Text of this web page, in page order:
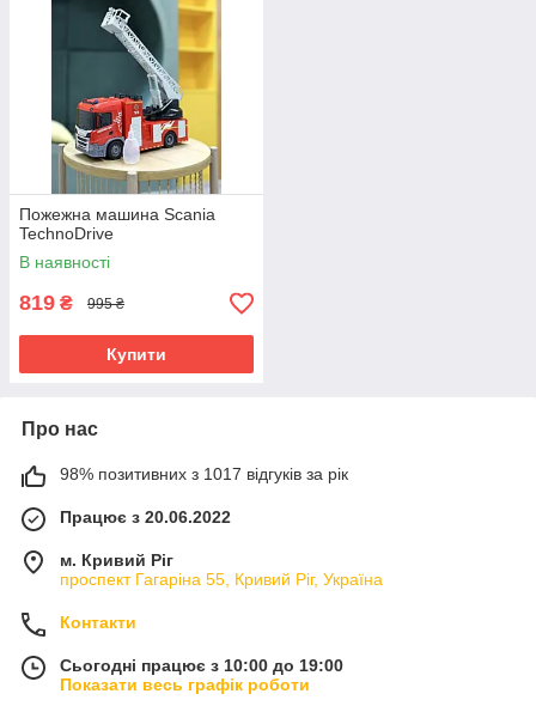
Пожежна машина Scania
TechnoDrive
В наявності
819 ₴ 995 ₴
Купити
Про нас
98% позитивних з 1017 відгуків за рік
Працює з 20.06.2022
м. Кривий Ріг
проспект Гагаріна 55, Кривий Ріг, Україна
Контакти
Сьогодні працює з 10:00 до 19:00
Показати весь графік роботи